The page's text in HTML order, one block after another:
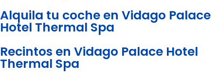
Alquila tu coche en Vidago Palace
Hotel Thermal Spa
Recintos en Vidago Palace Hotel
Thermal Spa